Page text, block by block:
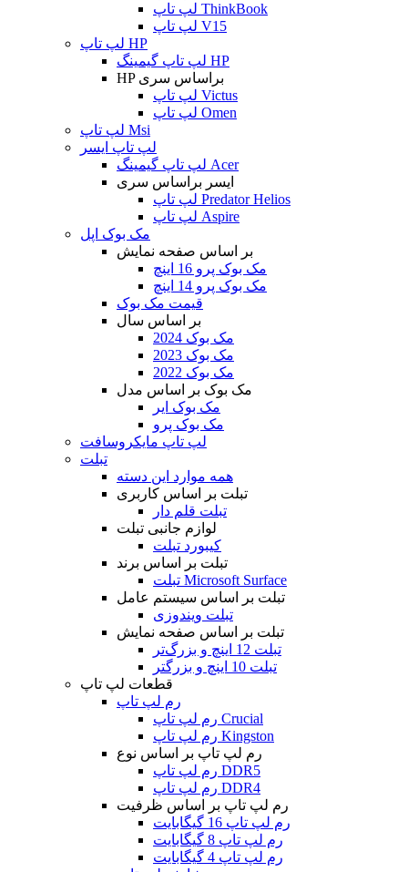
لپ تاپ ThinkBook
لپ تاپ V15
لپ تاپ HP
لپ تاپ گیمینگ HP
HP براساس سری
لپ تاپ Victus
لپ تاپ Omen
لپ تاپ Msi
لپ تاپ ایسر
لپ تاپ گیمینگ Acer
ایسر براساس سری
لپ تاپ Predator Helios
لپ تاپ Aspire
مک بوک اپل
بر اساس صفحه نمایش
مک بوک پرو 16 اینچ
مک بوک پرو 14 اینچ
قیمت مک بوک
بر اساس سال
مک بوک 2024
مک بوک 2023
مک بوک 2022
مک بوک بر اساس مدل
مک بوک ایر
مک بوک پرو
لپ تاپ مایکروسافت
تبلت
همه موارد این دسته
تبلت بر اساس کاربری
تبلت قلم دار
لوازم جانبی تبلت
کیبورد تبلت
تبلت بر اساس برند
تبلت Microsoft Surface
تبلت بر اساس سیستم عامل
تبلت ویندوزی
تبلت بر اساس صفحه نمایش
تبلت 12 اینچ و بزرگ‌تر
تبلت 10 اینچ و بزرگتر
قطعات لپ تاپ
رم لپ تاپ
رم لپ تاپ Crucial
رم لپ تاپ Kingston
رم لپ تاپ بر اساس نوع
رم لپ تاپ DDR5
رم لپ تاپ DDR4
رم لپ تاپ بر اساس ظرفیت
رم لپ تاپ 16 گیگابایت
رم لپ تاپ 8 گیگابایت
رم لپ تاپ 4 گیگابایت